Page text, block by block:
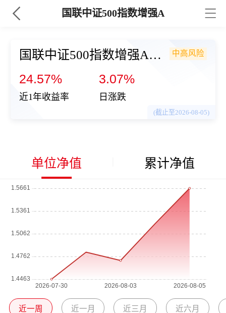
国联中证500指数增强A
国联中证500指数增强A
（021051）
中高风险
24.57%
近1年收益率
3.07%
日涨跌
(截止至2026-08-05)
单位净值 累计净值
近一周 近一月 近三月 近六月